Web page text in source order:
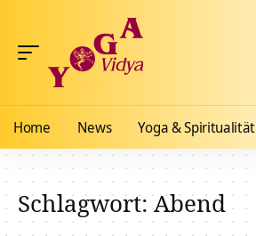
Home News Yoga & Spiritualität
Schlagwort:Abend